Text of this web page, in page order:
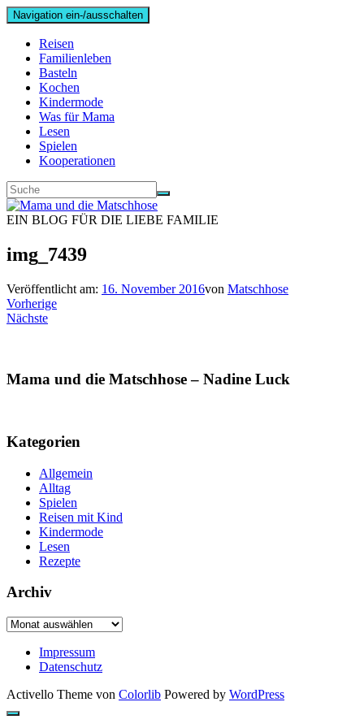
Navigation ein-/ausschalten
Reisen
Familienleben
Basteln
Kochen
Kindermode
Was für Mama
Lesen
Spielen
Kooperationen
EIN BLOG FÜR DIE LIEBE FAMILIE
img_7439
Veröffentlicht am: 16. November 2016von Matschhose
Vorherige
Nächste
Mama und die Matschhose – Nadine Luck
Kategorien
Allgemein
Alltag
Spielen
Reisen mit Kind
Kindermode
Lesen
Rezepte
Archiv
Archiv
Impressum
Datenschutz
Activello Theme von Colorlib Powered by WordPress